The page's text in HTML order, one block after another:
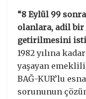
“8 Eylül 99
olanlara, adil
getirilmesini
1982 yılına
yaşayan
BAĞ-KUR’lu
sorununun